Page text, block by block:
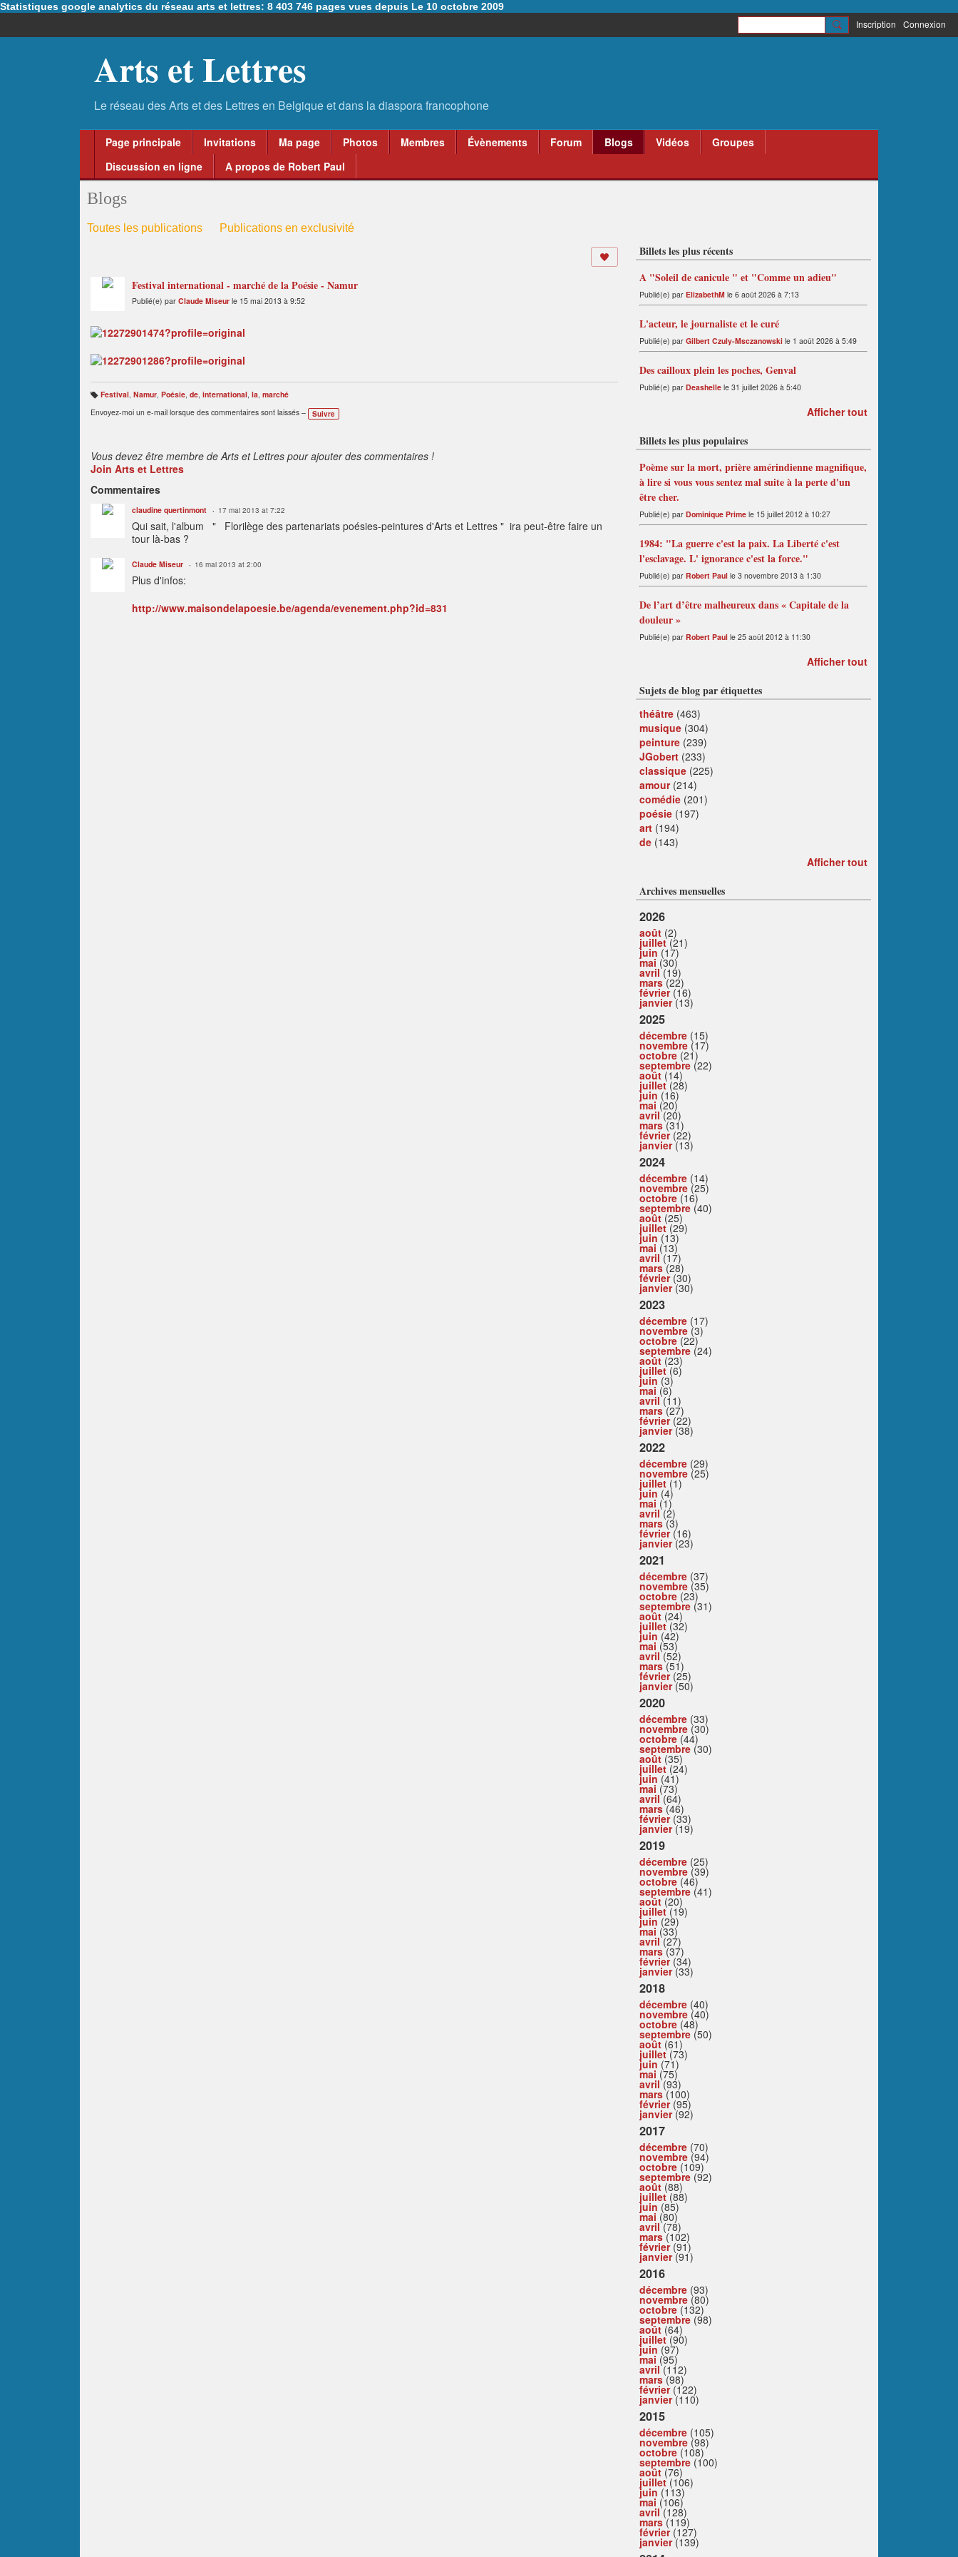
Statistiques google analytics du réseau arts et lettres: 8 403 746 pages vues depuis Le 10 octobre 2009
Inscription Connexion
Arts et Lettres
Page principale Invitations Ma page Photos Membres Évènements Forum Blogs Vidéos
Groupes
Discussion en ligne
A propos de Robert Paul
Blogs
Toutes les publications Publications en exclusivité
Festival international - marché de la Poésie - Namur
Publié(e) par Claude Miseur le 15 mai 2013 à 9:52
B
ali
s
Festival, Namur, Poésie, de, international, la, marché
Envoyez-moi un e-mail lorsque des commentaires sont laissés –
Suivre
Vous devez être membre de Arts et Lettres pour ajouter des commentaires !
Join Arts et Lettres
Commentaires
claudine quertinmont 17 mai 2013 at 7:22
Qui sait, l'album " Florilège des partenariats poésies-peintures d'Arts et Lettres " ira peut-être faire un
tour là-bas ?
Claude Miseur 16 mai 2013 at 2:00
Plus d'infos:
http://www.maisondelapoesie.be/agenda/evenement.php?id=831
Billets les plus récents
A "Soleil de canicule " et "Comme un adieu"
Publié(e) par ElizabethM le 6 août 2026 à 7:13
L'acteur, le journaliste et le curé
Publié(e) par Gilbert Czuly-Msczanowski le 1 août 2026 à 5:49
Des cailloux plein les poches, Genval
Publié(e) par Deashelle le 31 juillet 2026 à 5:40
Afficher tout
Billets les plus populaires
Poème sur la mort, prière amérindienne magnifique,
à lire si vous vous sentez mal suite à la perte d'un
être cher.
Publié(e) par Dominique Prime le 15 juillet 2012 à 10:27
1984: "La guerre c'est la paix. La Liberté c'est
l'esclavage. L' ignorance c'est la force."
Publié(e) par Robert Paul le 3 novembre 2013 à 1:30
De l’art d’être malheureux dans « Capitale de la
douleur »
Publié(e) par Robert Paul le 25 août 2012 à 11:30
Afficher tout
Sujets de blog par étiquettes
théâtre (463)
musique (304)
peinture (239)
JGobert (233)
classique (225)
amour(214)
comédie (201)
poésie (197)
art (194)
de (143)
Afficher tout
Archives mensuelles
2026
août (2)
juillet(21)
juin (17)
mai (30)
avril(19)
mars(22)
février(16)
janvier(13)
2025
décembre (15)
novembre (17)
octobre (21)
septembre (22)
août (14)
juillet(28)
juin (16)
mai (20)
avril(20)
mars(31)
février(22)
janvier(13)
2024
décembre (14)
novembre (25)
octobre (16)
septembre (40)
août (25)
juillet(29)
juin (13)
mai (13)
avril(17)
mars(28)
février(30)
janvier(30)
2023
décembre (17)
novembre (3)
octobre (22)
septembre (24)
août (23)
juillet(6)
juin (3)
mai (6)
avril(11)
mars(27)
février(22)
janvier(38)
2022
décembre (29)
novembre (25)
juillet (1)
juin (4)
mai (1)
avril(2)
mars(3)
février(16)
janvier(23)
2021
décembre (37)
novembre (35)
octobre (23)
septembre (31)
août (24)
juillet(32)
juin (42)
mai (53)
avril(52)
mars(51)
février(25)
janvier(50)
2020
décembre (33)
novembre (30)
octobre (44)
septembre (30)
août (35)
juillet(24)
juin (41)
mai (73)
avril(64)
mars(46)
février(33)
janvier(19)
2019
décembre (25)
novembre (39)
octobre (46)
septembre (41)
août (20)
juillet(19)
juin (29)
mai (33)
avril(27)
mars(37)
février(34)
janvier(33)
2018
décembre (40)
novembre (40)
octobre (48)
septembre (50)
août (61)
juillet(73)
juin (71)
mai (75)
avril(93)
mars(100)
février(95)
janvier(92)
2017
décembre (70)
novembre (94)
octobre (109)
septembre (92)
août (88)
juillet(88)
juin (85)
mai (80)
avril(78)
mars(102)
février(91)
janvier(91)
2016
décembre (93)
novembre (80)
octobre (132)
septembre (98)
août (64)
juillet(90)
juin (97)
mai (95)
avril(112)
mars(98)
février(122)
janvier(110)
2015
décembre (105)
novembre (98)
octobre (108)
septembre (100)
août (76)
juillet(106)
juin (113)
mai (106)
avril(128)
mars(119)
février(127)
janvier(139)